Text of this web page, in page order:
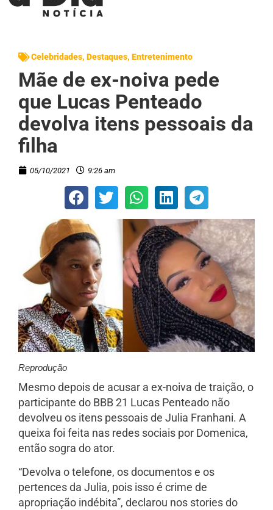
Celebridades, Destaques, Entretenimento
Mãe de ex-noiva pede
que Lucas Penteado
devolva itens pessoais da
filha
05/10/2021 9:26 am
Reprodução
Mesmo depois de acusar a ex-noiva de traição, o
participante do BBB 21 Lucas Penteado não
devolveu os itens pessoais de Julia Franhani. A
queixa foi feita nas redes sociais por Domenica,
então sogra do ator.
“Devolva o telefone, os documentos e os
pertences da Julia, pois isso é crime de
apropriação indébita”, declarou nos stories do